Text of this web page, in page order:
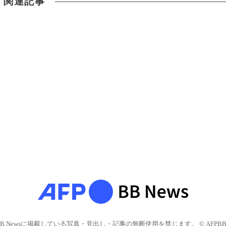
Newsに掲載している写真・見出し・記事の無断使用を禁じます。 © AFPBB